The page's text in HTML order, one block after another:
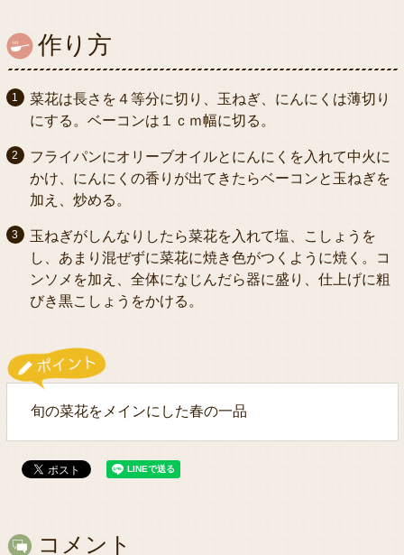
作り方
菜花は長さを４等分に切り、玉ねぎ、にんにくは薄切り
にする。ベーコンは１ｃｍ幅に切る。
フライパンにオリーブオイルとにんにくを入れて中火に
かけ、にんにくの香りが出てきたらベーコンと玉ねぎを
加え、炒める。
玉ねぎがしんなりしたら菜花を入れて塩、こしょうを
し、あまり混ぜずに菜花に焼き色がつくように焼く。コ
ンソメを加え、全体になじんだら器に盛り、仕上げに粗
びき黒こしょうをかける。
旬の菜花をメインにした春の一品
コメント